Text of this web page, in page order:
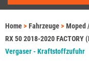
Home Fahrzeuge Moped
RX 50 2018-2020
Vergaser - Kraftstoffzufuhr